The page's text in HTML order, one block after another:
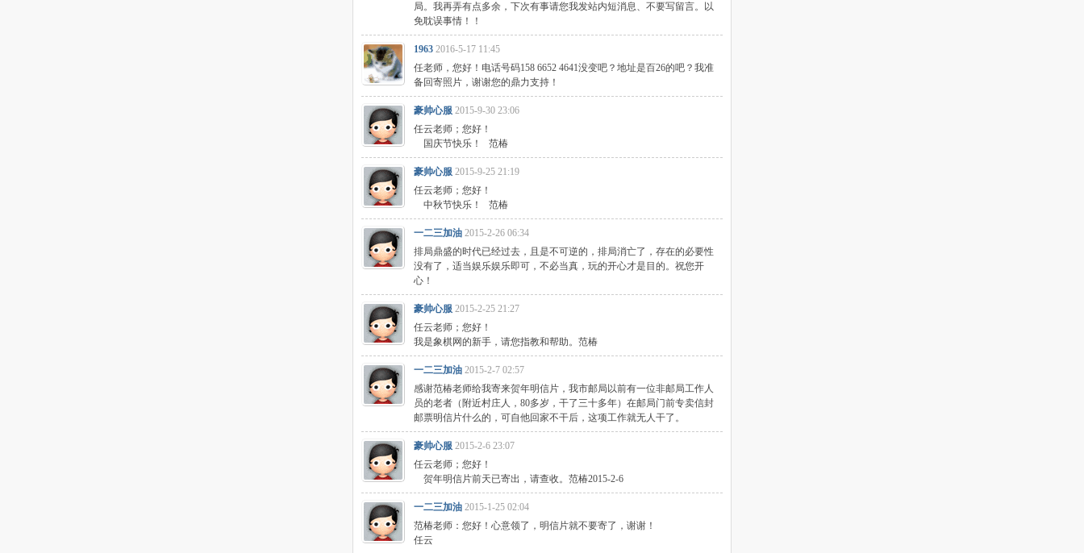
局。我再弄有点多余，下次有事请您我发站内短消息、不要写留言。以
免耽误事情！！
1963 2016-5-17 11:45
任老师，您好！电话号码158 6652 4641没变吧？地址是百26的吧？我准
备回寄照片，谢谢您的鼎力支持！
豪帅心服 2015-9-30 23:06
任云老师；您好！
国庆节快乐！ 范椿
豪帅心服 2015-9-25 21:19
任云老师；您好！
中秋节快乐！ 范椿
一二三加油 2015-2-26 06:34
排局鼎盛的时代已经过去，且是不可逆的，排局消亡了，存在的必要性
没有了，适当娱乐娱乐即可，不必当真，玩的开心才是目的。祝您开
心！
豪帅心服 2015-2-25 21:27
任云老师；您好！
我是象棋网的新手，请您指教和帮助。范椿
一二三加油 2015-2-7 02:57
感谢范椿老师给我寄来贺年明信片，我市邮局以前有一位非邮局工作人
员的老者（附近村庄人，80多岁，干了三十多年）在邮局门前专卖信封
邮票明信片什么的，可自他回家不干后，这项工作就无人干了。
豪帅心服 2015-2-6 23:07
任云老师；您好！
贺年明信片前天已寄出，请查收。范椿2015-2-6
一二三加油 2015-1-25 02:04
范椿老师：您好！心意领了，明信片就不要寄了，谢谢！
任云